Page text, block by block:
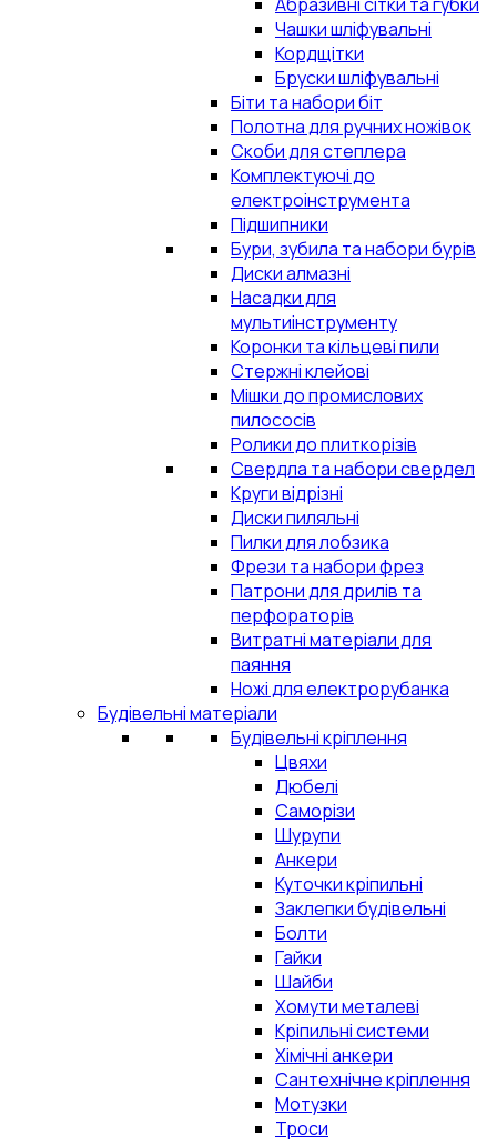
Чашки шліфувальні
Кордщітки
Бруски шліфувальні
Біти та набори біт
Полотна для ручних ножівок
Скоби для степлера
Комплектуючі до
електроінструмента
Підшипники
Бури, зубила та набори бурів
Диски алмазні
Насадки для
мультиінструменту
Коронки та кільцеві пили
Стержні клейові
Мішки до промислових
пилососів
Ролики до плиткорізів
Свердла та набори свердел
Круги відрізні
Диски пиляльні
Пилки для лобзика
Фрези та набори фрез
Патрони для дрилів та
перфораторів
Витратні матеріали для
паяння
Ножі для електрорубанка
Будівельні матеріали
Будівельні кріплення
Цвяхи
Дюбелі
Саморізи
Шурупи
Анкери
Куточки кріпильні
Заклепки будівельні
Болти
Гайки
Шайби
Хомути металеві
Кріпильні системи
Хімічні анкери
Сантехнічне кріплення
Мотузки
Троси